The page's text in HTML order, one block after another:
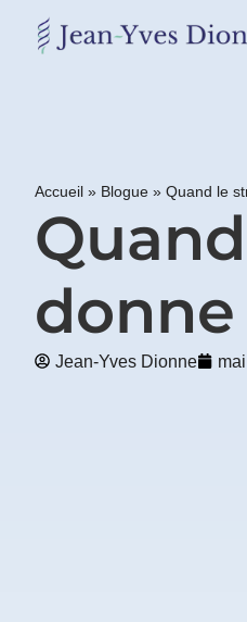
Accueil » Blogue » Quand le
Jean-Yves Dionne
Obtenez
gratuitement
mon
"BONS
GRAS,
MAUVAIS
GRAS"